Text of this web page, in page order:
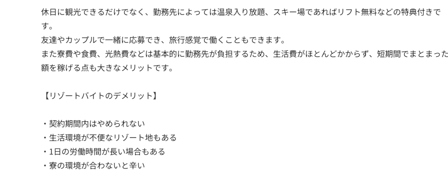
休日に観光できるだけでなく、勤務先によっては温泉入り放題、スキー場であればリフト無料などの特典付きで
す。
友達やカップルで一緒に応募でき、旅行感覚で働くこともできます。
また寮費や食費、光熱費などは基本的に勤務先が負担するため、生活費がほとんどかからず、短期間でまとまっ
額を稼げる点も大きなメリットです。
【リゾートバイトのデメリット】
・契約期間内はやめられない
・生活環境が不便なリゾート地もある
・1日の労働時間が長い場合もある
・寮の環境が合わないと辛い